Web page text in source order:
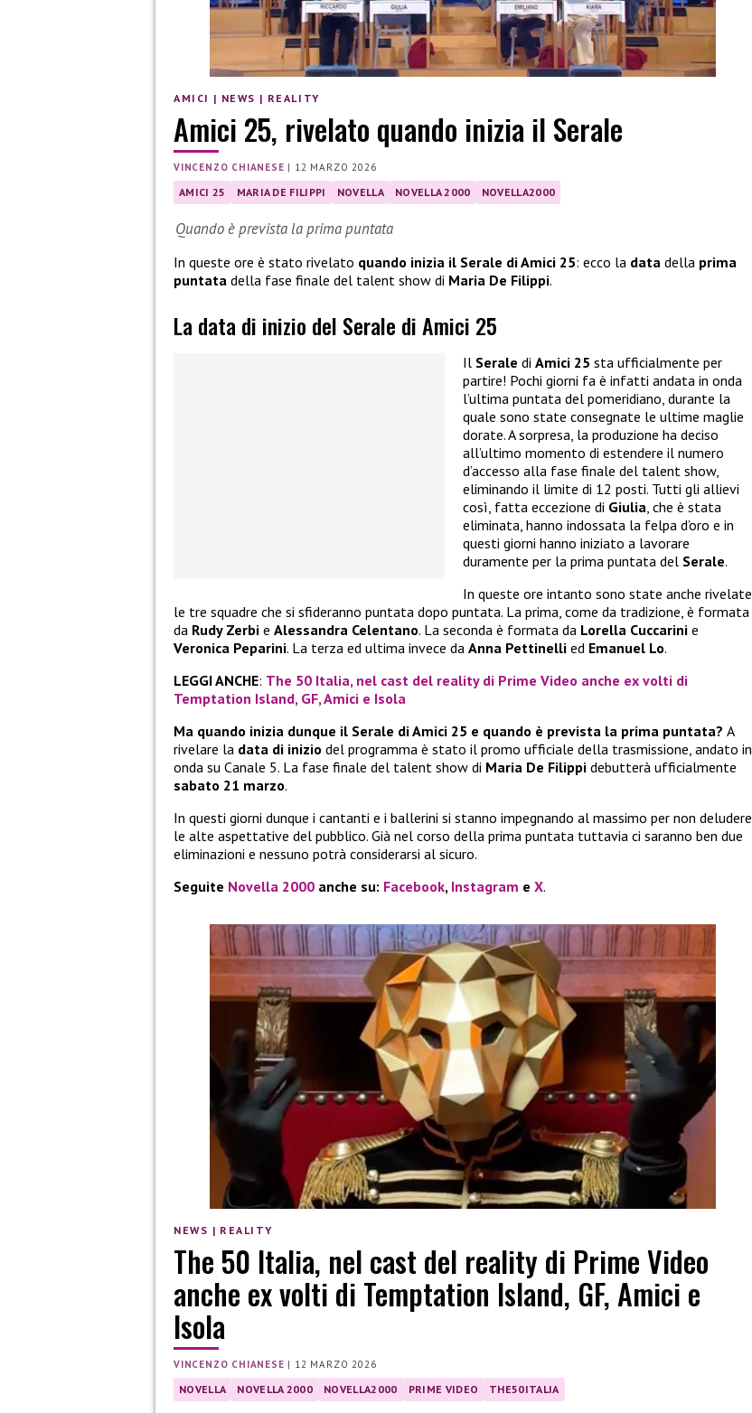
AMICI | NEWS | REALITY
Amici 25, rivelato quando inizia il Serale
VINCENZO CHIANESE | 12 MARZO 2026
AMICI 25 MARIA DE FILIPPI NOVELLA NOVELLA 2000 NOVELLA2000
Quando è prevista la prima puntata
In queste ore è stato rivelato quando inizia il Serale di Amici 25: ecco la data della prima
puntata della fase finale del talent show di Maria De Filippi.
La data di inizio del Serale di Amici 25
Il Serale di Amici 25 sta ufficialmente per
partire! Pochi giorni fa è infatti andata in onda
l’ultima puntata del pomeridiano, durante la
quale sono state consegnate le ultime maglie
dorate. A sorpresa, la produzione ha deciso
all’ultimo momento di estendere il numero
d’accesso alla fase finale del talent show,
eliminando il limite di 12 posti. Tutti gli allievi
così, fatta eccezione di Giulia, che è stata
eliminata, hanno indossata la felpa d’oro e in
questi giorni hanno iniziato a lavorare
duramente per la prima puntata del Serale.
In queste ore intanto sono state anche rivelate
le tre squadre che si sfideranno puntata dopo puntata. La prima, come da tradizione, è formata
da Rudy Zerbi e Alessandra Celentano. La seconda è formata da Lorella Cuccarini e
Veronica Peparini. La terza ed ultima invece da Anna Pettinelli ed Emanuel Lo.
LEGGI ANCHE: The 50 Italia, nel cast del reality di Prime Video anche ex volti di
Temptation Island, GF, Amici e Isola
Ma quando inizia dunque il Serale di Amici 25 e quando è prevista la prima puntata? A
rivelare la data di inizio del programma è stato il promo ufficiale della trasmissione, andato in
onda su Canale 5. La fase finale del talent show di Maria De Filippi debutterà ufficialmente
sabato 21 marzo.
In questi giorni dunque i cantanti e i ballerini si stanno impegnando al massimo per non deludere
le alte aspettative del pubblico. Già nel corso della prima puntata tuttavia ci saranno ben due
eliminazioni e nessuno potrà considerarsi al sicuro.
Seguite Novella 2000 anche su: Facebook, Instagram e X.
NEWS | REALITY
The 50 Italia, nel cast del reality di Prime Video
anche ex volti di Temptation Island, GF, Amici e
Isola
VINCENZO CHIANESE | 12 MARZO 2026
NOVELLA NOVELLA 2000 NOVELLA2000 PRIME VIDEO THE50ITALIA